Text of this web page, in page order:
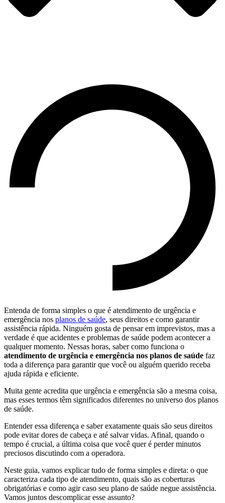
Entenda de forma simples o que é atendimento de urgência e
emergência nos planos de saúde, seus direitos e como garantir
assistência rápida. Ninguém gosta de pensar em imprevistos, mas a
verdade é que acidentes e problemas de saúde podem acontecer a
qualquer momento. Nessas horas, saber como funciona o
atendimento de urgência e emergência nos planos de saúde faz
toda a diferença para garantir que você ou alguém querido receba
ajuda rápida e eficiente.
Muita gente acredita que urgência e emergência são a mesma coisa,
mas esses termos têm significados diferentes no universo dos planos
de saúde.
Entender essa diferença e saber exatamente quais são seus direitos
pode evitar dores de cabeça e até salvar vidas. Afinal, quando o
tempo é crucial, a última coisa que você quer é perder minutos
preciosos discutindo com a operadora.
Neste guia, vamos explicar tudo de forma simples e direta: o que
caracteriza cada tipo de atendimento, quais são as coberturas
obrigatórias e como agir caso seu plano de saúde negue assistência.
Vamos juntos descomplicar esse assunto?